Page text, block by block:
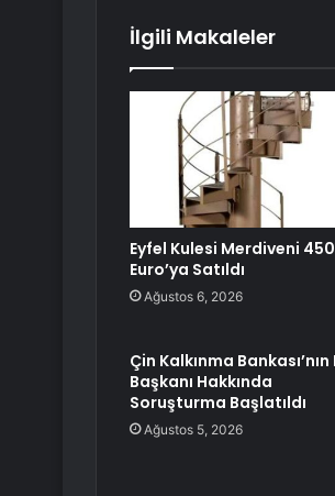
İlgili Makaleler
Eyfel Kulesi Merdiveni
Euro’ya Satıldı
Ağustos 6, 2026
Çin Kalkınma Bankası’nın
Başkanı Hakkında
Soruşturma Başlatıldı
Ağustos 5, 2026